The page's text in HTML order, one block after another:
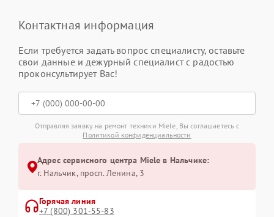
Контактная информация
Если требуется задать вопрос специалисту, оставьте
свои данные и дежурный специалист с радостью
проконсультирует Вас!
Отправляя заявку на ремонт техники Miele, Вы соглашаетесь с
Политикой конфиденциальности
Адрес сервисного центра Miele в Нальчике:
г. Нальчик, просп. Ленина, 3
Горячая линия
+7 (800) 301-55-83